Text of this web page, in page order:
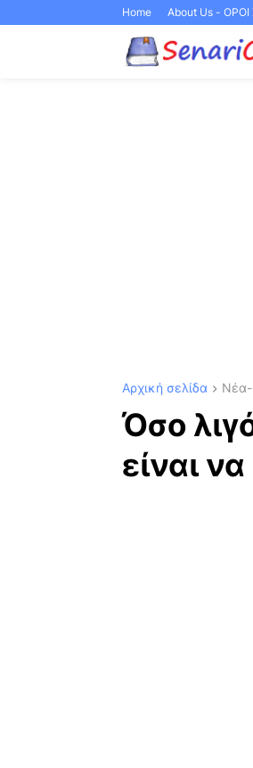
Home About Us -
Αρχική σελίδα Νέα-
Όσο
είναι